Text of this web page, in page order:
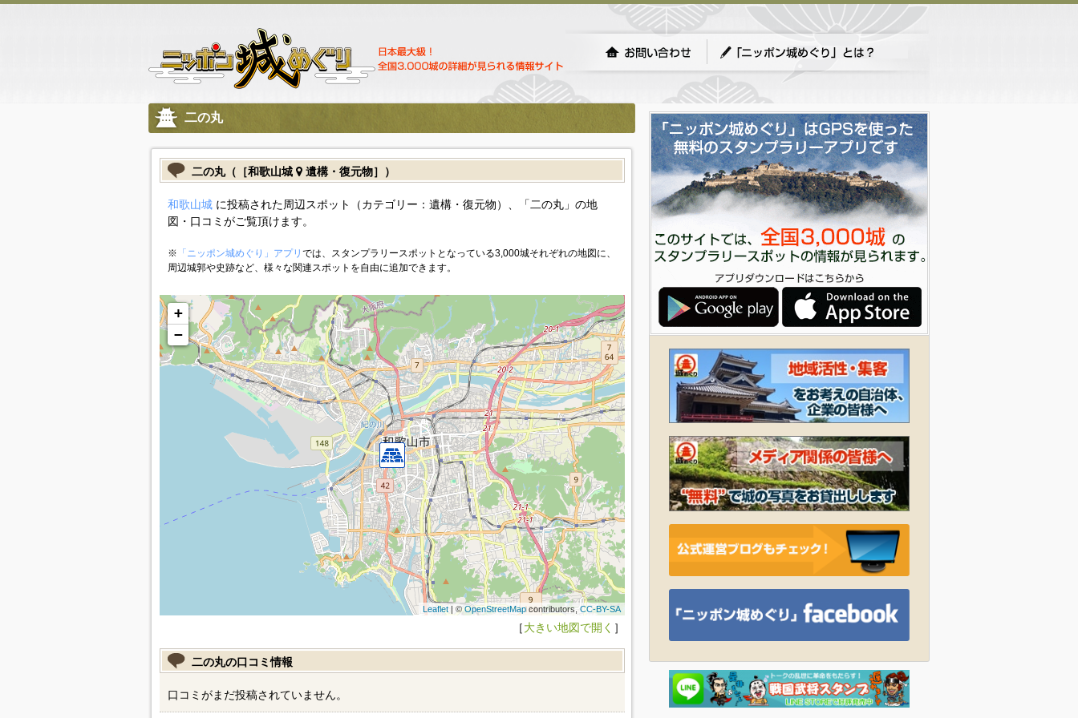
二の丸
二の丸（［和歌山城 遺構・復元物］）
和歌山城に投稿された周辺スポット（カテゴリー：遺構・復元物）、「二の丸」の地
図・口コミがご覧頂けます。
※ 「ニッポン城めぐり」アプリ では、スタンプラリースポットとなっている3,000城それぞれの地図に、
周辺城郭や史跡など、様々な関連スポットを自由に追加できます。
+
−
Leaflet| ©OpenStreetMapcontributors,CC-BY-SA
［大きい地図で開く ］
二の丸の口コミ情報
口コミがまだ投稿されていません。